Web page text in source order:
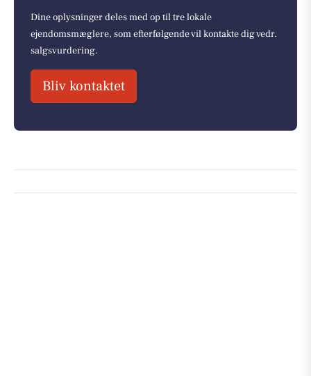
Dine oplysninger deles med op til tre lokale
ejendomsmæglere, som efterfølgende vil kontakte dig vedr.
salgsvurdering.
Bliv kontaktet